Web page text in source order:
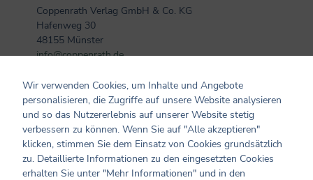
Coppenrath Verlag GmbH & Co. KG
Hafenweg 30
48155 Münster
info@coppenrath.de
Kundenmeinungen
0 von 0 Bewertungen
Durchschnittliche Bewertung von 0 von 5 Sternen
Bewerten Sie dieses Produkt!
Wir verwenden Cookies, um Inhalte und Angebote
personalisieren, die Zugriffe auf unsere Website analysieren
und so das Nutzererlebnis auf unserer Website stetig
verbessern zu können. Wenn Sie auf "Alle akzeptieren"
klicken, stimmen Sie dem Einsatz von Cookies grundsätzlich
zu. Detaillierte Informationen zu den eingesetzten Cookies
erhalten Sie unter "Mehr Informationen" und in den